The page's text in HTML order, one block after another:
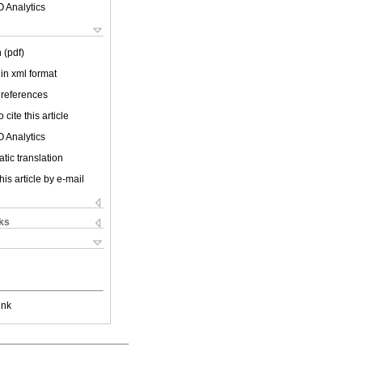
Analytics
(pdf)
xml format
cite this article
Analytics
translation
article by e-mail